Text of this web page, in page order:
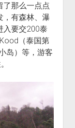
了那么一点点
，有森林、瀑
入要交200泰
（泰国第
岛）等，游客